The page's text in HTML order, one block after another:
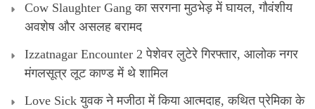
Cow Slaughter Gang का सरगना मुठभेड़ में घायल, गौवंशीय
अवशेष और असलह बरामद
Izzatnagar Encounter 2 पेशेवर लुटेरे गिरफ्तार, आलोक नगर
मंगलसूत्र लूट काण्‍ड में थे शामिल
Love Sick युवक ने मजीठा में किया आत्मदाह, कथित प्रेमिका के